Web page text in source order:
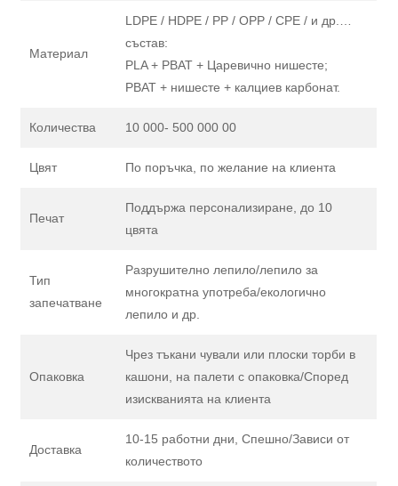
Материал
LDPE / HDPE / PP / OPP / CPE / и др.…
състав:
PLA + PBAT + Царевично нишесте;
PBAT + нишесте + калциев карбонат.
Количества 10 000- 500 000 00
Цвят По поръчка, по желание на клиента
Печат
Поддържа персонализиране, до 10
цвята
Тип
запечатване
Разрушително лепило/лепило за
многократна употреба/екологично
лепило и др.
Опаковка
Чрез тъкани чували или плоски торби в
кашони, на палети с опаковка/Според
изискванията на клиента
Доставка
10-15 работни дни, Спешно/Зависи от
количеството